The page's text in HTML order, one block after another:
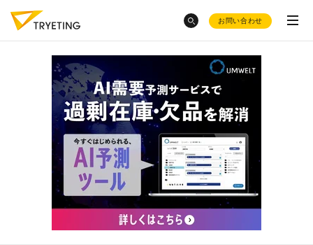
category
ノーコード予測AI・UMWELT(ウムベルト)
シフト作成AI・HRBEST(ハーベスト)
ご活用事例
お役立ち資料集
お問い合わせ
トピックスから探す
フードロス削減 に効く需要予測っ
て？
ノーコードで業務効率化？ AI活用の現場のホンネ
とんかつ屋さんでの売上予測